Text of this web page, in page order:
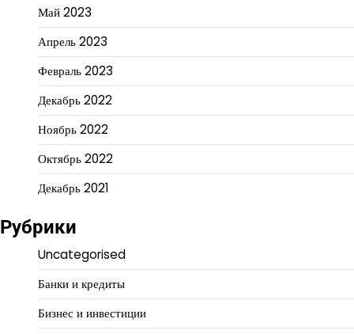
Май 2023
Апрель 2023
Февраль 2023
Декабрь 2022
Ноябрь 2022
Октябрь 2022
Декабрь 2021
Рубрики
Uncategorised
Банки и кредиты
Бизнес и инвестиции